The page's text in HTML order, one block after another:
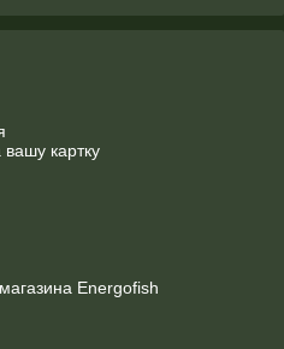
вашу картку
Energofish